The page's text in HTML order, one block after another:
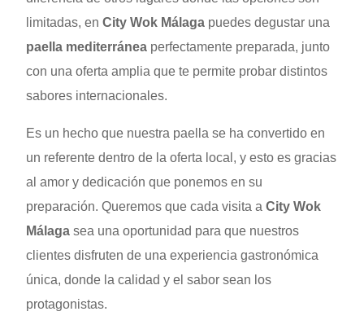
limitadas, enCity Wok Málaga puedes degustar una
paella mediterránea perfectamente preparada, junto
con una oferta amplia que te permite probar distintos
sabores internacionales.
Es un hecho que nuestra paella se ha convertido en
un referente dentro de la oferta local, y esto es gracias
al amor y dedicación que ponemos en su
preparación. Queremos que cada visita aCity Wok
Málaga sea una oportunidad para que nuestros
clientes disfruten de una experiencia gastronómica
única, donde la calidad y el sabor sean los
protagonistas.